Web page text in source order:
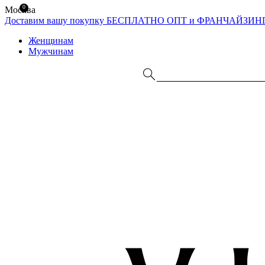
Москва
Доставим вашу покупку БЕСПЛАТНО ОПТ и
Женщинам
Мужчинам
0